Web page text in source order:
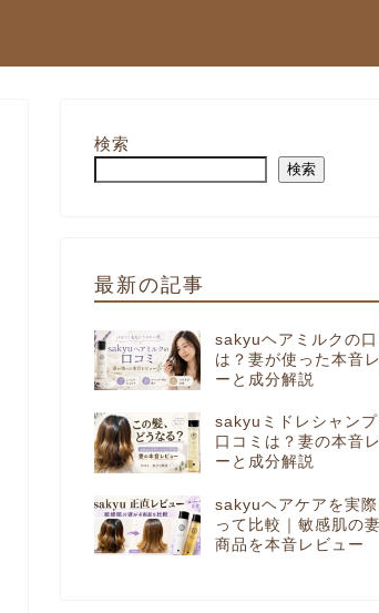
検索
検索
最新の記事
sakyuヘアミルクの口
は？妻が使った本音
ーと成分解説
sakyuミドレシャン
口コミは？妻の本音
ーと成分解説
sakyuヘアケアを実際
って比較｜敏感肌の
商品を本音レビュー